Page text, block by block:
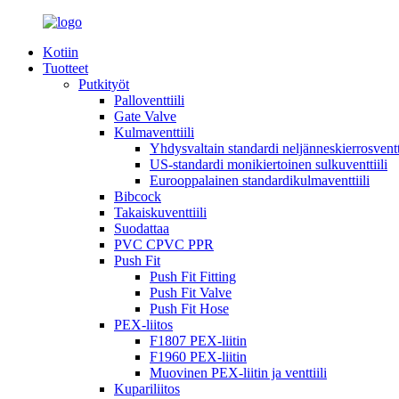
Kotiin
Tuotteet
Putkityöt
Palloventtiili
Gate Valve
Kulmaventtiili
Yhdysvaltain standardi
US-standardi monikiertoinen sulkuventtiili
Eurooppalainen standardikulmaventtiili
Bibcock
Takaiskuventtiili
Suodattaa
PVC CPVC PPR
Push Fit
Push Fit Fitting
Push Fit Valve
Push Fit Hose
PEX-liitos
F1807 PEX-liitin
F1960 PEX-liitin
Muovinen PEX-liitin ja venttiili
Kupariliitos